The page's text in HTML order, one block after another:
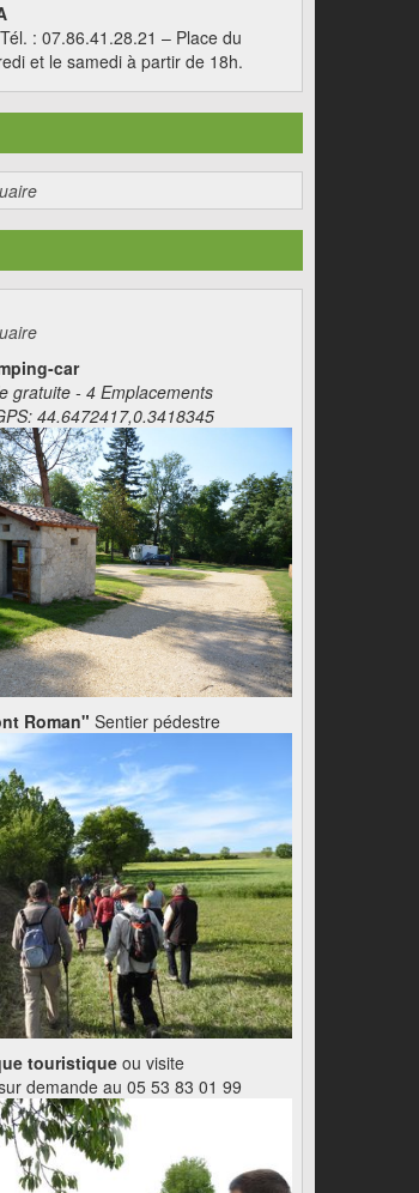
: 07.86.41.28.21 – Place du
et le samedi à partir de 18h.
car
gratuite - 4 Emplacements
44.6472417,0.3418345
Roman" Sentier pédestre
touristiqueou visite
demande au 05 53 83 01 99